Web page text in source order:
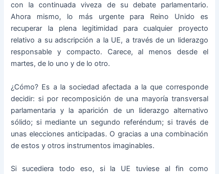
con la continuada viveza de su debate parlamentario.
Ahora mismo, lo más urgente para Reino Unido es
recuperar la plena legitimidad para cualquier proyecto
relativo a su adscripción a la UE, a través de un liderazgo
responsable y compacto. Carece, al menos desde el
martes, de lo uno y de lo otro.
¿Cómo? Es a la sociedad afectada a la que corresponde
decidir: si por recomposición de una mayoría transversal
parlamentaria y la aparición de un liderazgo alternativo
sólido; si mediante un segundo referéndum; si través de
unas elecciones anticipadas. O gracias a una combinación
de estos y otros instrumentos imaginables.
Si sucediera todo eso, si la UE tuviese al fin como